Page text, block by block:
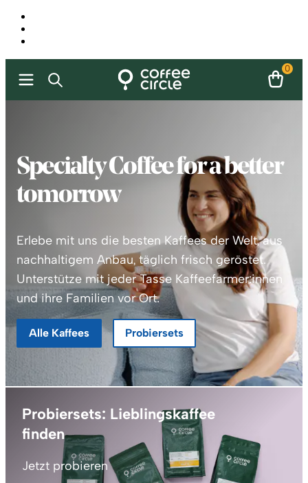
0
Specialty Coffee for a better
tomorrow
Erlebe mit uns die besten Kaffees der Welt, aus
nachhaltigem Anbau, täglich frisch geröstet.
Unterstütze mit jeder Tasse Kaffeefarmer:innen
und ihre Familien vor Ort.
Alle Kaffees Probiersets
Probiersets: Lieblingskaffee
finden
Jetzt probieren